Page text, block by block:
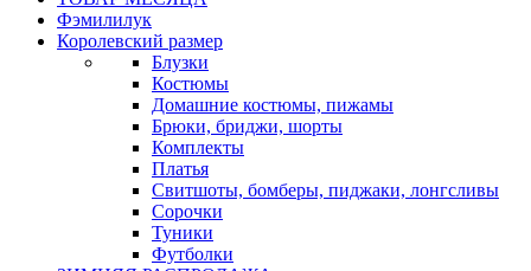
Фэмилилук
Королевский размер
Блузки
Костюмы
Домашние костюмы, пижамы
Брюки, бриджи, шорты
Комплекты
Платья
Свитшоты, бомберы, пиджаки, лонгсливы
Сорочки
Туники
Футболки